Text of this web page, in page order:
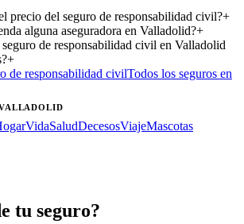
precio del seguro de responsabilidad civil?+
alguna aseguradora en Valladolid?+
seguro de responsabilidad civil en Valladolid
+
de responsabilidad civilTodos los seguros en
VidaSaludDecesosViajeMascotas
tu seguro?